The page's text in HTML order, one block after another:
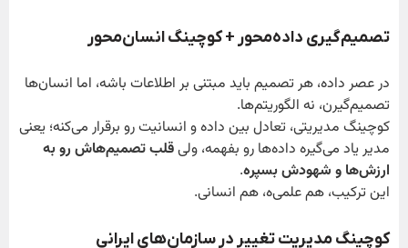
تصمیم‌گیری داده‌محور + کوچینگ انسان‌محور
در عصر داده، هر تصمیم باید مبتنی بر اطلاعات باشه، اما انسان‌ها
تصمیم‌گیرن، نه الگوریتم‌ها.
کوچینگ مدیریتی، تعادل بین داده و انسانیت رو برقرار می‌کنه؛ یعنی
مدیر یاد می‌گیره داده‌ها رو بفهمه، ولیقلب تصمیم‌هاش رو به
ارزش‌ها و شهودش بسپره.
این ترکیب، هم علمی‌ه، هم انسانی.
کوچینگ مدیریت تغییر در سازمان‌های ایرانی